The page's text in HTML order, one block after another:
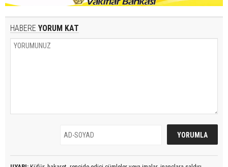
HABERE YORUM KAT